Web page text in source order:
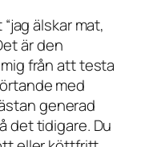
älskar mat,
är den
från att testa
med
generad
det tidigare. Du